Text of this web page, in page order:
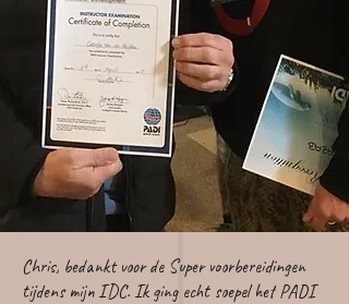
Chris, bedankt voor de Super voorbereidingen
tijdens mijn IDC. Ik ging echt soepel het PADI